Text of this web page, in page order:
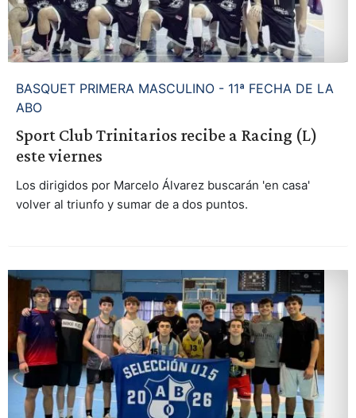
BASQUET PRIMERA MASCULINO - 11ª FECHA DE LA
ABO
Sport Club Trinitarios recibe a Racing (L)
este viernes
Los dirigidos por Marcelo Álvarez buscarán 'en casa'
volver al triunfo y sumar de a dos puntos.